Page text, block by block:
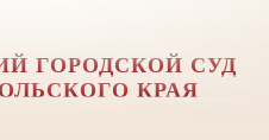
ГОРОДСКОЙ СУД
КРАЯ